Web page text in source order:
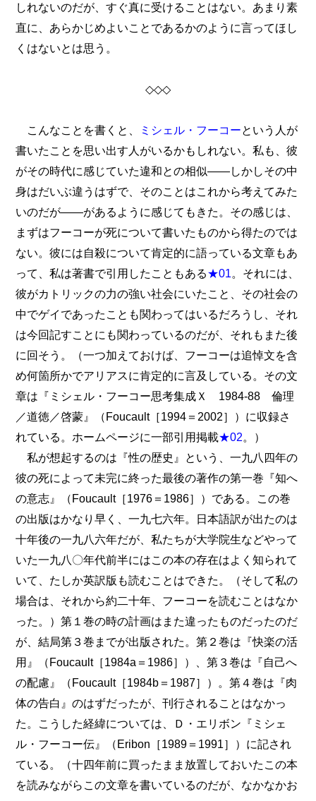
しれないのだが、すぐ真に受けることはない。あまり素
直に、あらかじめよいことであるかのように言ってほし
くはないとは思う。
◇◇◇
こんなことを書くと、 ミシェル・フーコーという人が
書いたことを思い出す人がいるかもしれない。私も、彼
がその時代に感じていた違和との相似――しかしその中
身はだいぶ違うはずで、そのことはこれから考えてみた
いのだが――があるように感じてもきた。その感じは、
まずはフーコーが死について書いたものから得たのでは
ない。彼には自殺について肯定的に語っている文章もあ
って、私は著書で引用したこともある★01。それには、
彼がカトリックの力の強い社会にいたこと、その社会の
中でゲイであったことも関わってはいるだろうし、それ
は今回記すことにも関わっているのだが、それもまた後
に回そう。（一つ加えておけば、フーコーは追悼文を含
め何箇所かでアリアスに肯定的に言及している。その文
章は『ミシェル・フーコー思考集成Ｘ 1984-88 倫理
／道徳／啓蒙』（Foucault［1994＝2002］）に収録さ
れている。ホームページに一部引用掲載★02。）
私が想起するのは『性の歴史』という、一九八四年の
彼の死によって未完に終った最後の著作の第一巻『知へ
の意志』（Foucault［1976＝1986］）である。この巻
の出版はかなり早く、一九七六年。日本語訳が出たのは
十年後の一九八六年だが、私たちが大学院生などやって
いた一九八〇年代前半にはこの本の存在はよく知られて
いて、たしか英訳版も読むことはできた。（そして私の
場合は、それから約二十年、フーコーを読むことはなか
った。）第１巻の時の計画はまた違ったものだったのだ
が、結局第３巻までが出版された。第２巻は『快楽の活
用』（Foucault［1984a＝1986］）、第３巻は『自己へ
の配慮』（Foucault［1984b＝1987］）。第４巻は『肉
体の告白』のはずだったが、刊行されることはなかっ
た。こうした経緯については、Ｄ・エリボン『ミシェ
ル・フーコー伝』（Eribon［1989＝1991］）に記され
ている。（十四年前に買ったまま放置しておいたこの本
を読みながらこの文章を書いているのだが、なかなかお